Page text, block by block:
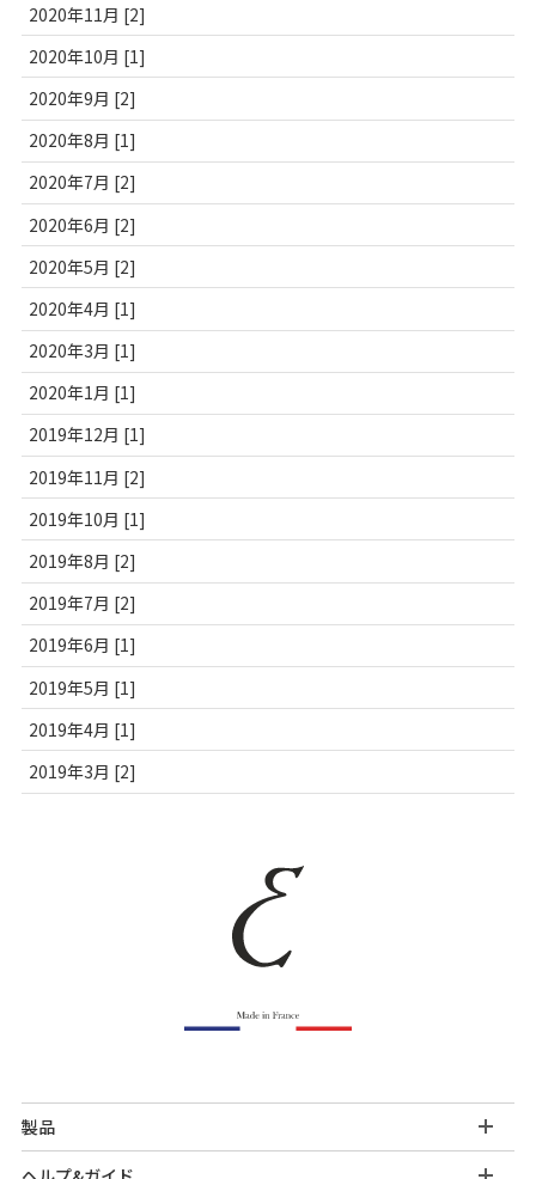
2020年11月 [2]
2020年10月 [1]
2020年9月 [2]
2020年8月 [1]
2020年7月 [2]
2020年6月 [2]
2020年5月 [2]
2020年4月 [1]
2020年3月 [1]
2020年1月 [1]
2019年12月 [1]
2019年11月 [2]
2019年10月 [1]
2019年8月 [2]
2019年7月 [2]
2019年6月 [1]
2019年5月 [1]
2019年4月 [1]
2019年3月 [2]
製品